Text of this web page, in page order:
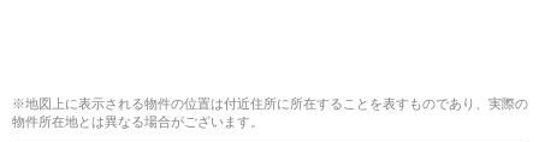
※地図上に表示される物件の位置は付近住所に所在することを表すものであり、実際の
物件所在地とは異なる場合がございます。